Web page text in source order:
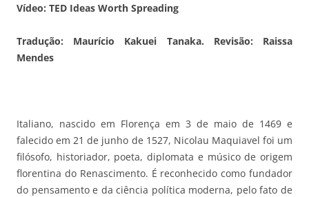
Vídeo: TED Ideas Worth Spreading
Tradução: Maurício Kakuei Tanaka. Revisão: Raissa
Mendes
Italiano, nascido em Florença em 3 de maio de 1469 e
falecido em 21 de junho de 1527, Nicolau Maquiavel foi um
filósofo, historiador, poeta, diplomata e músico de origem
florentina do Renascimento. É reconhecido como fundador
do pensamento e da ciência política moderna, pelo fato de